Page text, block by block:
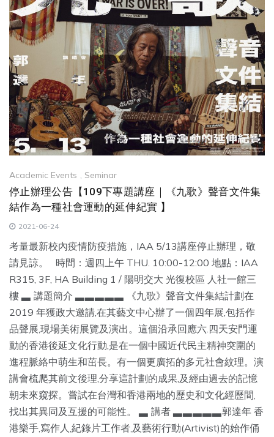
Academic Events Seminar
停止辦理公告【109下專題講座｜《九歌》聲音文件集
結作為一種社會運動的延伸紀實 】
2021-06-24
考量最新校內疫情防疫措施，IAA 5/13講座停止辦理，敬
請見諒。 時間：週四上午 THU. 10:00-12:00 地點：IAA
R315, 3F, HA Building 1 / 陽明交大 光復校區 人社一館三
樓 ▃ 講題簡介 ▃▃▃▃▃ 《九歌》聲音文件集結計劃在
2019 年獲政大邀請,在其藝文中心辦了一個四年展,包括作
品聲展,現場美術展覽及演出。這個沿承回應六.四天安門運
動的香港後延文化行動,是在一個中國近代民主精神突圍的
進程脈絡中萌生和茁長。有一個更廣拓的多元社會紋理。演
講會梳爬其前文後理,分享這計劃的成果,及經由過去的記憶
朝未來窺探。嘗試在台灣和香港兩地的歷史和文化經歷間,
找出其異同及互援的可能性。 ▃ 講者 ▃▃▃▃▃郭達年 香
港樂手,寫作人,紀錄片工作者,及藝術行動(Artivist)的始作俑